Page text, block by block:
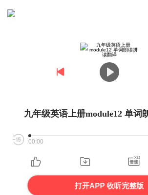
九年级英语上册module12 单词
00:00
打开APP 收听完整版